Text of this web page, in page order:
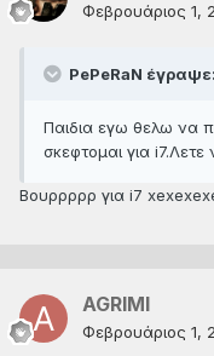
Φεβρουάριος 1,
PePeRaN έγραψε:
Παιδια εγω θελω να
σκεφτομαι για
Βουρρρρρ για i7
AGRIMI
Φεβρουάριος 1,